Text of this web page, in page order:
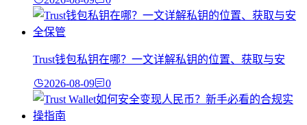
Trust钱包私钥在哪？一文详解私钥的位置、获取与安
2026-08-09 0